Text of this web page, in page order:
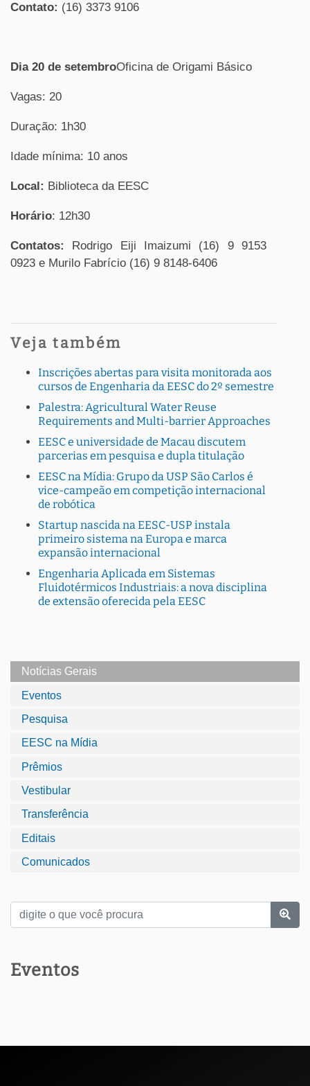
Contato: (16) 3373 9106
Dia 20 de setembroOficina de Origami Básico
Vagas: 20
Duração: 1h30
Idade mínima: 10 anos
Local: Biblioteca da EESC
Horário: 12h30
Contatos:
Rodrigo Eiji Imaizumi (16) 9 9153
0923 e Murilo Fabrício (16) 9 8148-6406
Veja também
Inscrições abertas para visita monitorada aos
cursos de Engenharia da EESC do 2º semestre
Palestra: Agricultural Water Reuse
Requirements and Multi-barrier Approaches
EESC e universidade de Macau discutem
parcerias em pesquisa e dupla titulação
EESC na Mídia: Grupo da USP São Carlos é
vice-campeão em competição internacional
de robótica
Startup nascida na EESC-USP instala
primeiro sistema na Europa e marca
expansão internacional
Engenharia Aplicada em Sistemas
Fluidotérmicos Industriais: a nova disciplina
de extensão oferecida pela EESC
Notícias Gerais
Eventos
Pesquisa
EESC na Mídia
Prêmios
Vestibular
Transferência
Editais
Comunicados
Eventos